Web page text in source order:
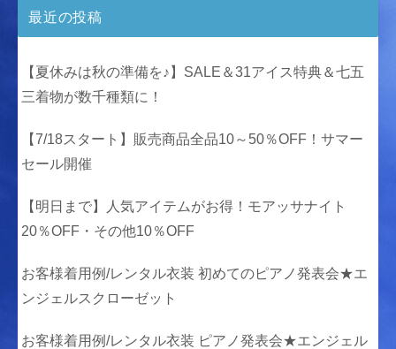
最近の投稿
【夏休みは秋の準備を♪】SALE＆31アイス特典＆七五
三着物が数千種類に！
【7/18スタート】販売商品全品10～50％OFF！サマー
セール開催
【明日まで】人気アイテムがお得！モアッサナイト
20％OFF・その他10％OFF
お客様着用例/レンタル衣装 初めてのピアノ発表会★エ
ンジェルスクローゼット
お客様着用例/レンタル衣装 ピアノ発表会★エンジェル